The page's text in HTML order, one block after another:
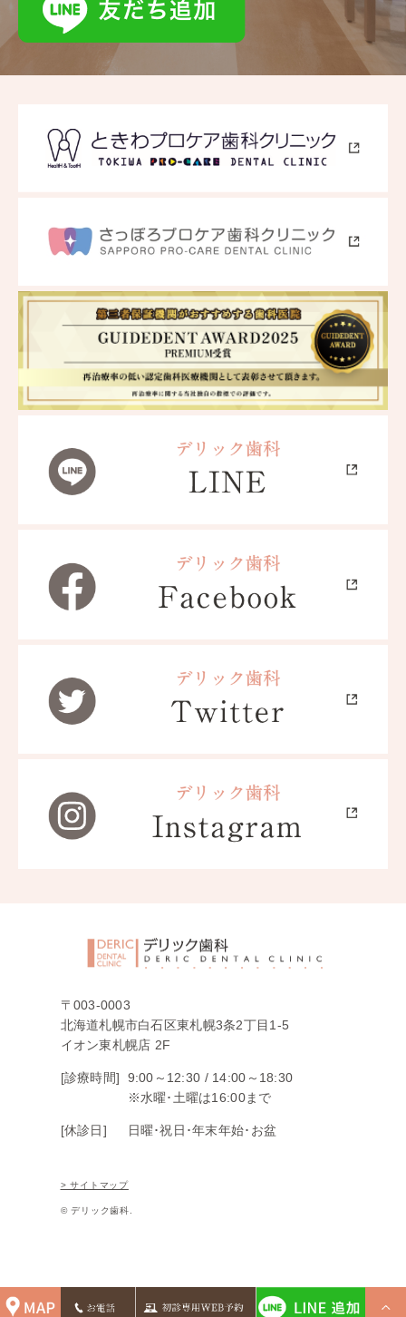
〒003-0003
北海道札幌市白石区東札幌3条2丁目1-5
イオン東札幌店 2F
[診療時間] 9:00～12:30 / 14:00～18:30
※水曜･土曜は16:00まで
[休診日] 日曜･祝日･年末年始･お盆
> サイトマップ
© デリック歯科.